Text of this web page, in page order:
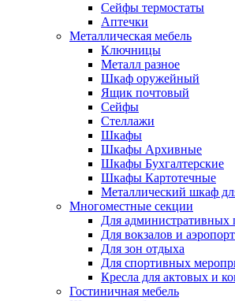
Сейфы термостаты
Аптечки
Металлическая мебель
Ключницы
Металл разное
Шкаф оружейный
Ящик почтовый
Сейфы
Стеллажи
Шкафы
Шкафы Архивные
Шкафы Бухгалтерские
Шкафы Картотечные
Металлический шкаф
Многоместные секции
Для
Для вокзалов и
Для зон отдыха
Для спортивных
Кресла для актовых и
Гостиничная мебель